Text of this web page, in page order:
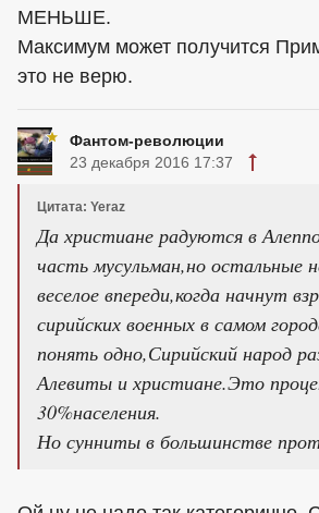
МЕНЬШЕ.
Максимум может получится
это не верю.
Фантом-революции
23 декабря 2016 17:37
Цитата: Yeraz
Да христиане радуются в
часть мусульман,но остальные
веселое впереди,когда начнут
сирийских военных в самом
понять одно,Сирийский народ
Алевиты и христиане.Это
30%населения.
Но сунниты в большинстве